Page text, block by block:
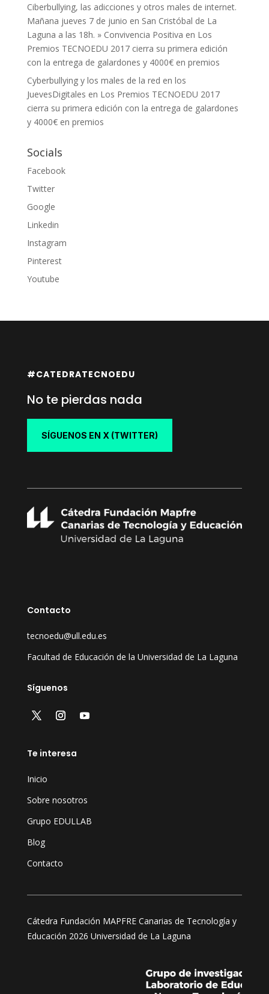
Ciberbullying, las adicciones y otros males de internet.
Mañana jueves 7 de junio en San Cristóbal de La
Laguna a las 18h. » Convivencia Positiva en Los
Premios TECNOEDU 2017 cierra su primera edición
con la entrega de galardones y 4000€ en premios
Cyberbullying y los males de la red en los
JuevesDigitales en Los Premios TECNOEDU 2017
cierra su primera edición con la entrega de galardones
y 4000€ en premios
Socials
Facebook
Twitter
Google
Linkedin
Instagram
Pinterest
Youtube
#CATEDRATECNOEDU
No te pierdas nada
SÍGUENOS EN X (TWITTER)
Contacto
tecnoedu@ull.edu.es
Facultad de Educación de la Universidad de La Laguna
Síguenos
Te interesa
Inicio
Sobre nosotros
Grupo EDULLAB
Blog
Contacto
Cátedra Fundación MAPFRE Canarias de Tecnología y
Educación 2026 Universidad de La Laguna